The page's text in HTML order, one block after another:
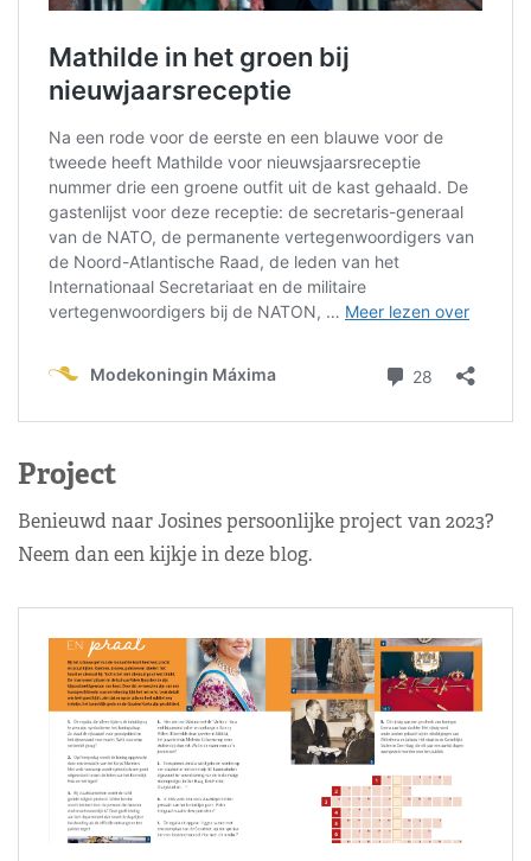
Project
Benieuwd naar Josines persoonlijke project van 2023?
Neem dan een kijkje in deze blog.